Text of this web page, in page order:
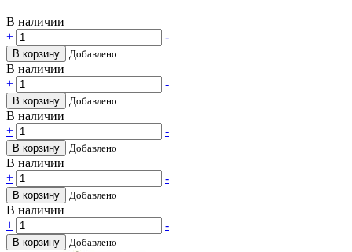
В наличии
+
-
В корзину Добавлено
В наличии
+
-
В корзину Добавлено
В наличии
+
-
В корзину Добавлено
В наличии
+
-
В корзину Добавлено
В наличии
+
-
В корзину Добавлено